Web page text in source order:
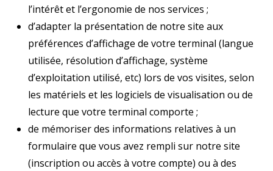
l’intérêt et l’ergonomie de nos services ;
d’adapter la présentation de notre site aux
préférences d’affichage de votre terminal (langue
utilisée, résolution d’affichage, système
d’exploitation utilisé, etc) lors de vos visites, selon
les matériels et les logiciels de visualisation ou de
lecture que votre terminal comporte ;
de mémoriser des informations relatives à un
formulaire que vous avez rempli sur notre site
(inscription ou accès à votre compte) ou à des